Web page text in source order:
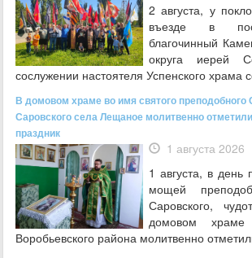
2 августа, у
въезде в
благочинный
округа иерей
сослужении настоятеля Успенского храма
В домовом храме во имя святого
Саровского села Лещаное молитвенно
праздник
1 августа 2026
1 августа, в день
мощей
Саровского,
домовом
Воробьевского района молитвенно